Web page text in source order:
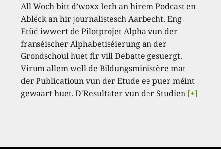
All Woch bitt d’woxx Iech an hirem Podcast en
Abléck an hir journalistesch Aarbecht. Eng
Etüd iwwert de Pilotprojet Alpha vun der
franséischer Alphabetiséierung an der
Grondschoul huet fir vill Debatte gesuergt.
Virum allem well de Bildungsministère mat
der Publicatioun vun der Etude ee puer méint
gewaart huet. D'Resultater vun der Studien [+]